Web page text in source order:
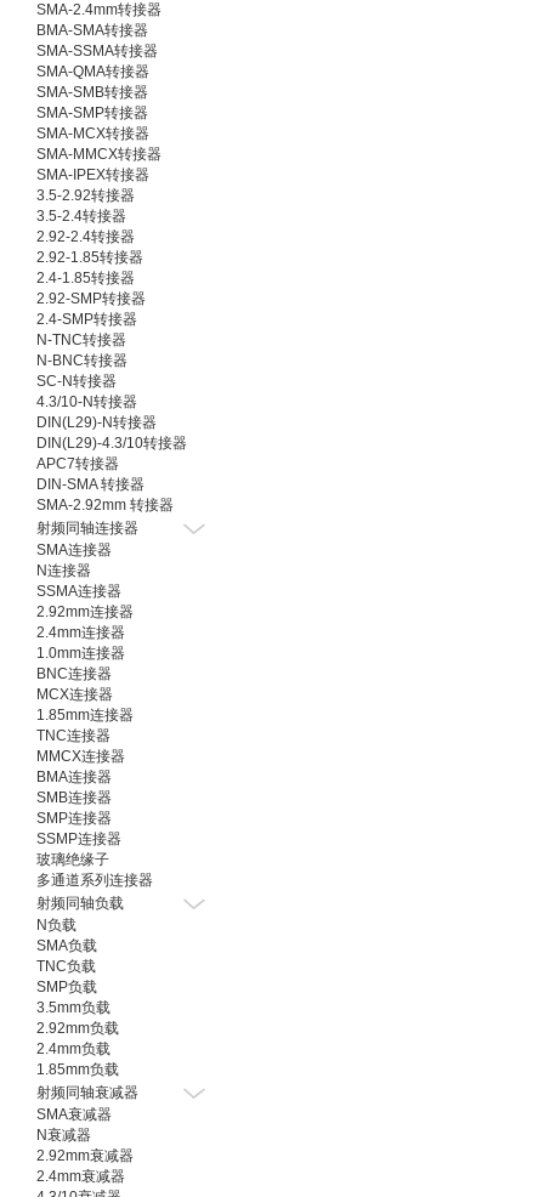
SMA-2.4mm转接器
BMA-SMA转接器
SMA-SSMA转接器
SMA-QMA转接器
SMA-SMB转接器
SMA-SMP转接器
SMA-MCX转接器
SMA-MMCX转接器
SMA-IPEX转接器
3.5-2.92转接器
3.5-2.4转接器
2.92-2.4转接器
2.92-1.85转接器
2.4-1.85转接器
2.92-SMP转接器
2.4-SMP转接器
N-TNC转接器
N-BNC转接器
SC-N转接器
4.3/10-N转接器
DIN(L29)-N转接器
DIN(L29)-4.3/10转接器
APC7转接器
DIN-SMA 转接器
SMA-2.92mm 转接器
射频同轴连接器
SMA连接器
N连接器
SSMA连接器
2.92mm连接器
2.4mm连接器
1.0mm连接器
BNC连接器
MCX连接器
1.85mm连接器
TNC连接器
MMCX连接器
BMA连接器
SMB连接器
SMP连接器
SSMP连接器
玻璃绝缘子
多通道系列连接器
射频同轴负载
N负载
SMA负载
TNC负载
SMP负载
3.5mm负载
2.92mm负载
2.4mm负载
1.85mm负载
射频同轴衰减器
SMA衰减器
N衰减器
2.92mm衰减器
2.4mm衰减器